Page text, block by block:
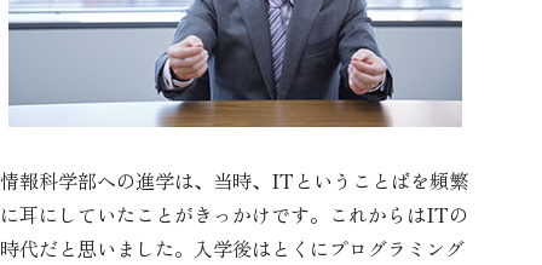
情報科学部への進学は、当時、ITということばを頻繁
に耳にしていたことがきっかけです。これからはITの
時代だと思いました。入学後はとくにプログラミング